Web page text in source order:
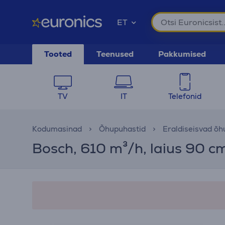
ET
Tooted Teenused Pakkumised
TV IT Telefonid
Kodumasinad Õhupuhastid Eraldiseisvad
Bosch, 610 m³/h, laius 90